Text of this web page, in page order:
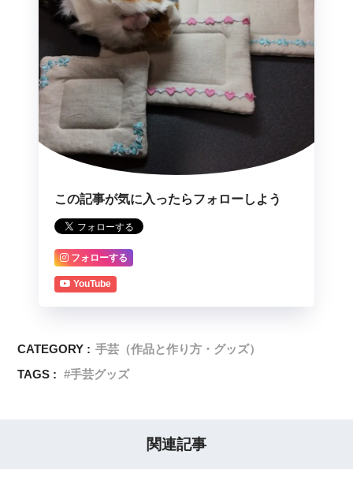
この記事が気に入ったらフォローしよう
フォローする
YouTube
CATEGORY : 手芸（作品と作り方・グッズ）
TAGS :
手芸グッズ
関連記事